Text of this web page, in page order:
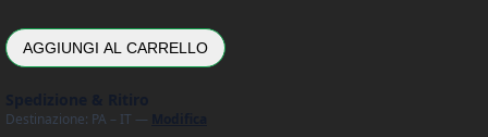
AGGIUNGI AL CARRELLO
Destinazione: PA – IT —